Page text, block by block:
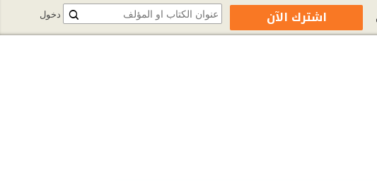
دخول اشترك الآن